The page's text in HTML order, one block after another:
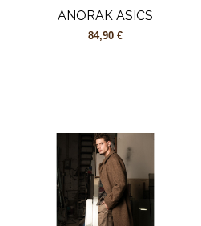
ANORAK ASICS
84,90 €